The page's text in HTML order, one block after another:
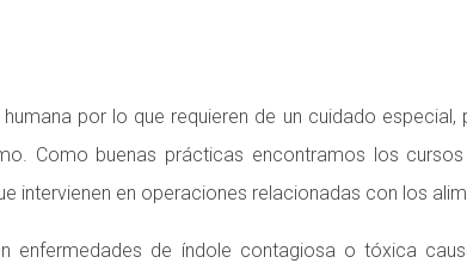
por lo que requieren de un cuidado
Como buenas prácticas encontramos los
intervienen en operaciones relacionadas con los
enfermedades de índole contagiosa o tóxica